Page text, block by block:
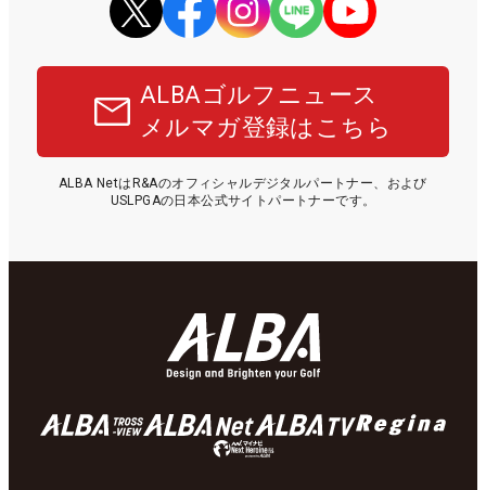
ALBAゴルフニュース
メルマガ登録はこちら
ALBA NetはR&Aのオフィシャルデジタルパートナー、および
USLPGAの日本公式サイトパートナーです。